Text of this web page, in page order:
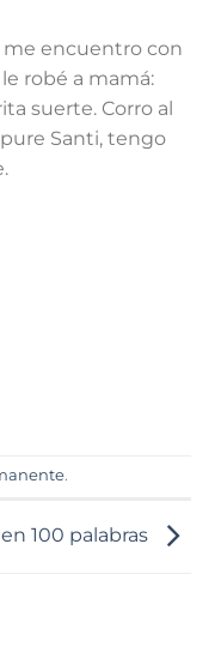
me encuentro con
robé a mamá:
suerte. Corro al
Santi, tengo
.
100 palabras